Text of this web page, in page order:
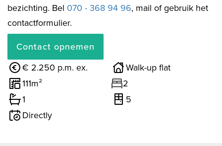
bezichting. Bel 070 - 368 94 96, mail of gebruik het
contactformulier.
Contact opnemen
€ 2.250 p.m. ex.
Walk-up flat
111m²
2
1
5
Directly